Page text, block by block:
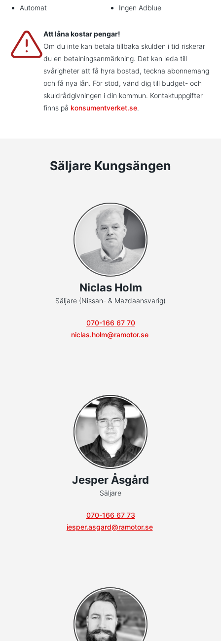
Automat
Ingen Adblue
Att låna kostar pengar!
Om du inte kan betala tillbaka skulden i tid riskerar
du en betalningsanmärkning. Det kan leda till
svårigheter att få hyra bostad, teckna abonnemang
och få nya lån. För stöd, vänd dig till budget- och
skuldrådgivningen i din kommun. Kontaktuppgifter
finns på konsumentverket.se.
Säljare Kungsängen
Niclas Holm
Säljare (Nissan- & Mazdaansvarig)
070-166 67 70
niclas.holm@ramotor.se
Jesper Åsgård
Säljare
070-166 67 73
jesper.asgard@ramotor.se